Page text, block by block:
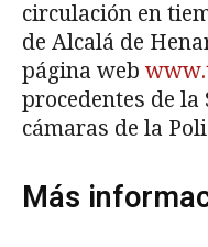
circulación en
de Alcalá de
página web
procedentes de la
cámaras de la
Más